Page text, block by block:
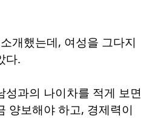
개했는데, 여성을 그다지
다.
성과의 나이차를 적게 보면
양보해야 하고, 경제력이